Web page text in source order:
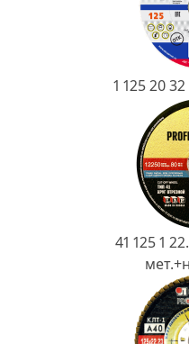
1 125 20
41 125 1